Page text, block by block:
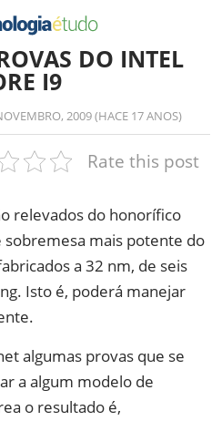
DO INTEL
I9
2009 (HACE 17 ANOS)
Rate this post
relevados do honorífico
mais potente do
a 32 nm, de seis
Isto é, poderá manejar
algumas provas que se
a algum modelo de
o resultado é,